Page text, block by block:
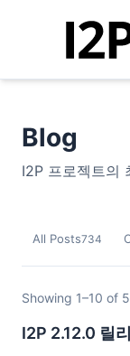
Blog
I2P 프로젝트의
All Posts734
Showing 1–10 of
I2P 2.12.0 릴